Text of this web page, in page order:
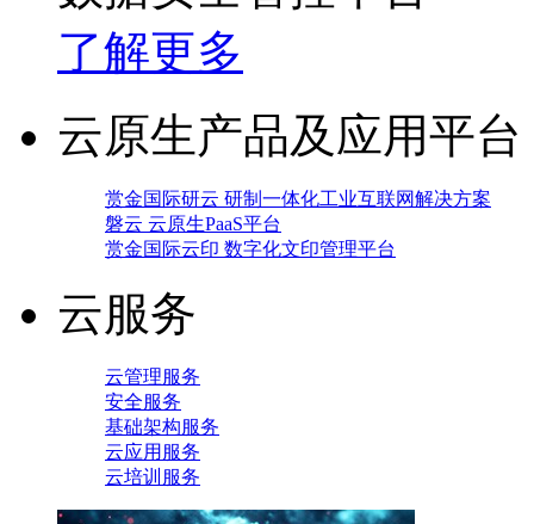
了解更多
云原生产品及应用平台
赏金国际研云 研制一体化工业互联网解决方案
磐云 云原生PaaS平台
赏金国际云印 数字化文印管理平台
云服务
云管理服务
安全服务
基础架构服务
云应用服务
云培训服务